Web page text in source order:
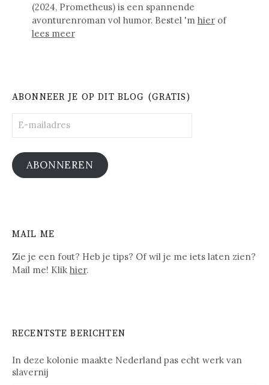
(2024, Prometheus) is een spannende
avonturenroman vol humor. Bestel 'm hierof
lees meer
ABONNEER JE OP DIT BLOG (GRATIS)
mailadres
ABONNEREN
MAIL ME
Zie je een fout? Heb je tips? Of wil je me iets laten zien?
Mail me! Klik hier.
RECENTSTE BERICHTEN
In deze kolonie maakte Nederland pas echt werk van
slavernij